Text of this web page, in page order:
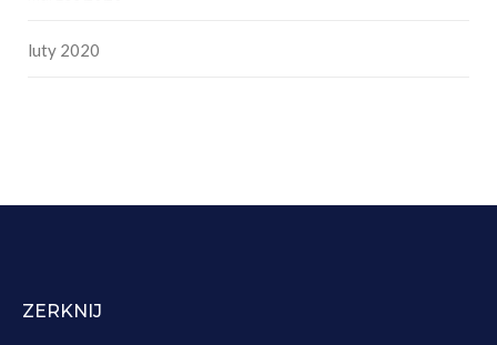
luty 2020
ZERKNIJ